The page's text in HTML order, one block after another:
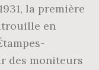
la première
en
des moniteurs